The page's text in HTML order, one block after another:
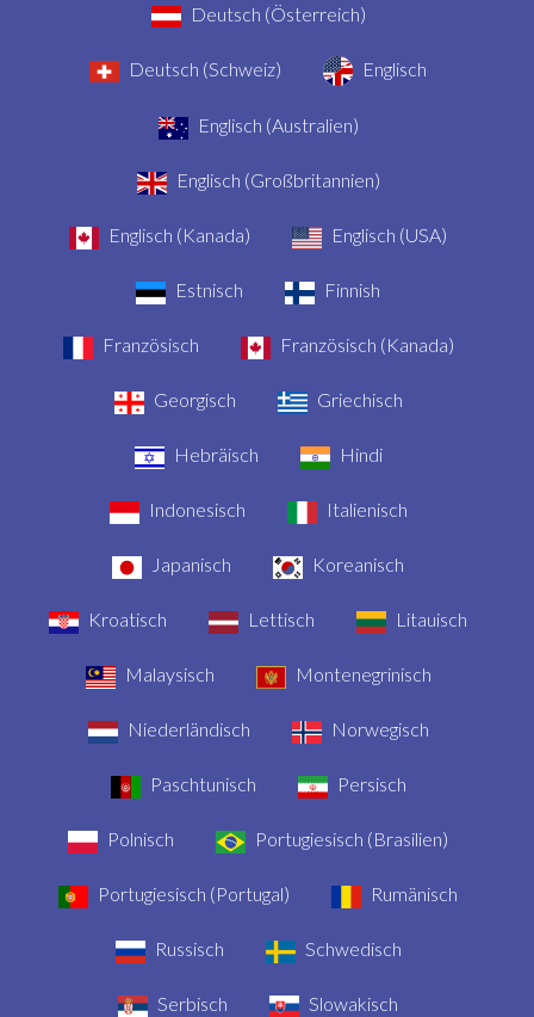
Deutsch (Österreich)
Deutsch (Schweiz) Englisch
Englisch (Australien)
Englisch (Großbritannien)
Englisch (Kanada) Englisch (USA)
Estnisch Finnish
Französisch Französisch (Kanada)
Georgisch Griechisch
Hebräisch Hindi
Indonesisch Italienisch
Japanisch Koreanisch
Kroatisch Lettisch Litauisch
Malaysisch Montenegrinisch
Niederländisch Norwegisch
Paschtunisch Persisch
Polnisch Portugiesisch (Brasilien)
Portugiesisch (Portugal) Rumänisch
Russisch Schwedisch
Serbisch Slowakisch